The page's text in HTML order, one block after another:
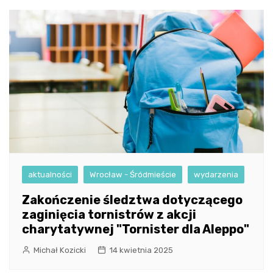
aktualności Wrocław - Śródmieście wydarzenia
Zakończenie śledztwa dotyczącego
zaginięcia tornistrów z akcji
charytatywnej "Tornister dla Aleppo"
Michał Kozicki 14 kwietnia 2025